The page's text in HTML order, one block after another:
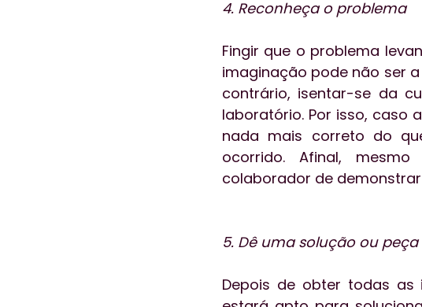
4. Reconheça o problema
Fingir que o problema
imaginação pode não ser
contrário, isentar-se da
laboratório. Por isso, caso
nada mais correto do
ocorrido. Afinal,
colaborador de
5. Dê uma solução ou
Depois de obter todas as